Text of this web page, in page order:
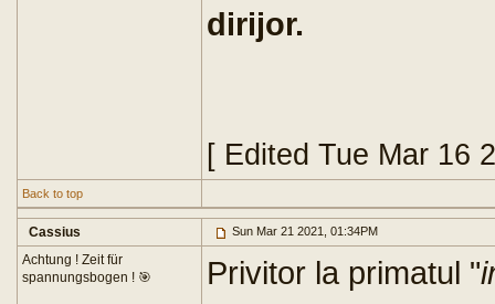
dirijor.
[ Edited Tue Mar 16
Back to top
Cassius Sun Mar 21 2021, 01:34PM
Achtung ! Zeit für
spannungsbogen ! 🎯
Privitor la primatul "